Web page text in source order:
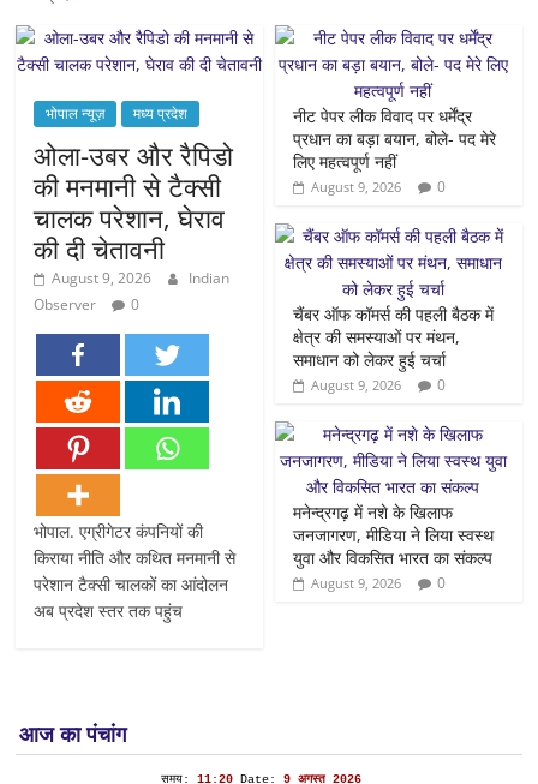
भोपाल न्यूज़ मध्य प्रदेश
ओला-उबर और रैपिडो
की मनमानी से टैक्सी
चालक परेशान, घेराव
की दी चेतावनी
August 9, 2026
Indian
Observer
0
भोपाल. एग्रीगेटर कंपनियों की
किराया नीति और कथित मनमानी से
परेशान टैक्सी चालकों का आंदोलन
अब प्रदेश स्तर तक पहुंच
नीट पेपर लीक विवाद पर धर्मेंद्र
प्रधान का बड़ा बयान, बोले- पद मेरे
लिए महत्वपूर्ण नहीं
August 9, 2026 0
चैंबर ऑफ कॉमर्स की पहली बैठक में
क्षेत्र की समस्याओं पर मंथन,
समाधान को लेकर हुई चर्चा
August 9, 2026 0
मनेन्द्रगढ़ में नशे के खिलाफ
जनजागरण, मीडिया ने लिया स्वस्थ
युवा और विकसित भारत का संकल्प
August 9, 2026 0
आज का पंचांग